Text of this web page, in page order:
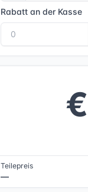
Rabatt an der Kasse
Teilepreis
—